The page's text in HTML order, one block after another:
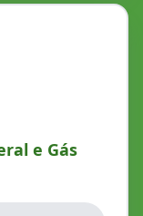
e Gás